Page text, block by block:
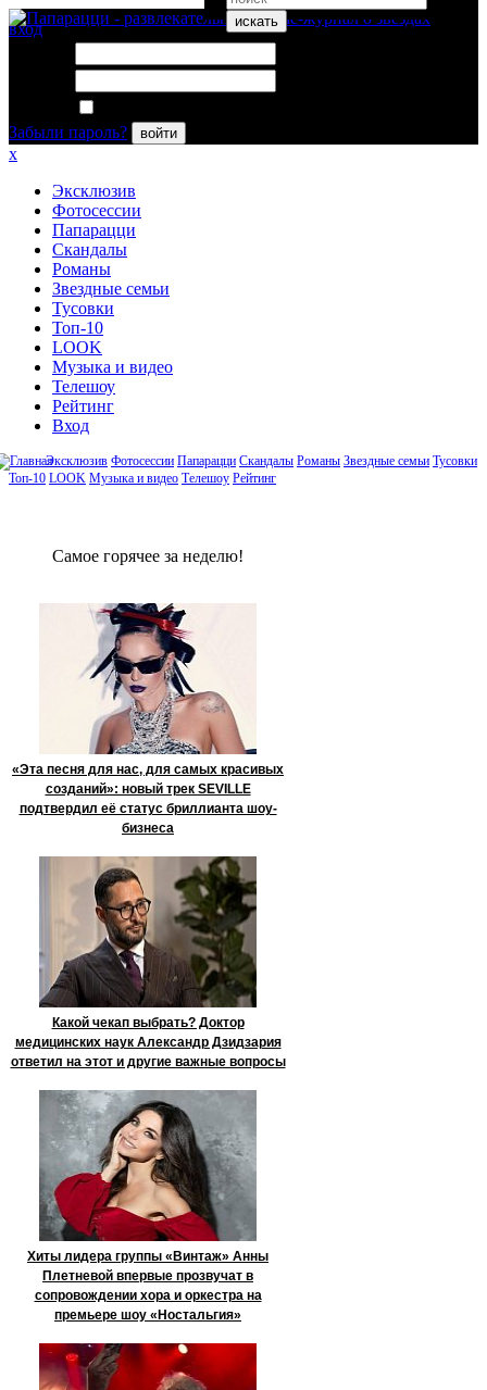
искать
вход
Забыли пароль?
войти
x
Эксклюзив
Фотосессии
Папарацци
Скандалы
Романы
Звездные семьи
Тусовки
Топ-10
LOOK
Музыка и видео
Телешоу
Рейтинг
Вход
Эксклюзив Фотосессии Папарацци Скандалы Романы Звездные семьи Тусовки
Топ-10 LOOK Музыка и видео Телешоу Рейтинг
Сaмое гoрячее за неделю!
«Эта песня для нас, для самых красивых
созданий»: новый трек SEVILLE
подтвердил её статус бриллианта шоу-
бизнеса
Какой чекап выбрать? Доктор
медицинских наук Александр Дзидзария
ответил на этот и другие важные вопросы
Хиты лидера группы «Винтаж» Анны
Плетневой впервые прозвучат в
сопровождении хора и оркестра на
премьере шоу «Ностальгия»